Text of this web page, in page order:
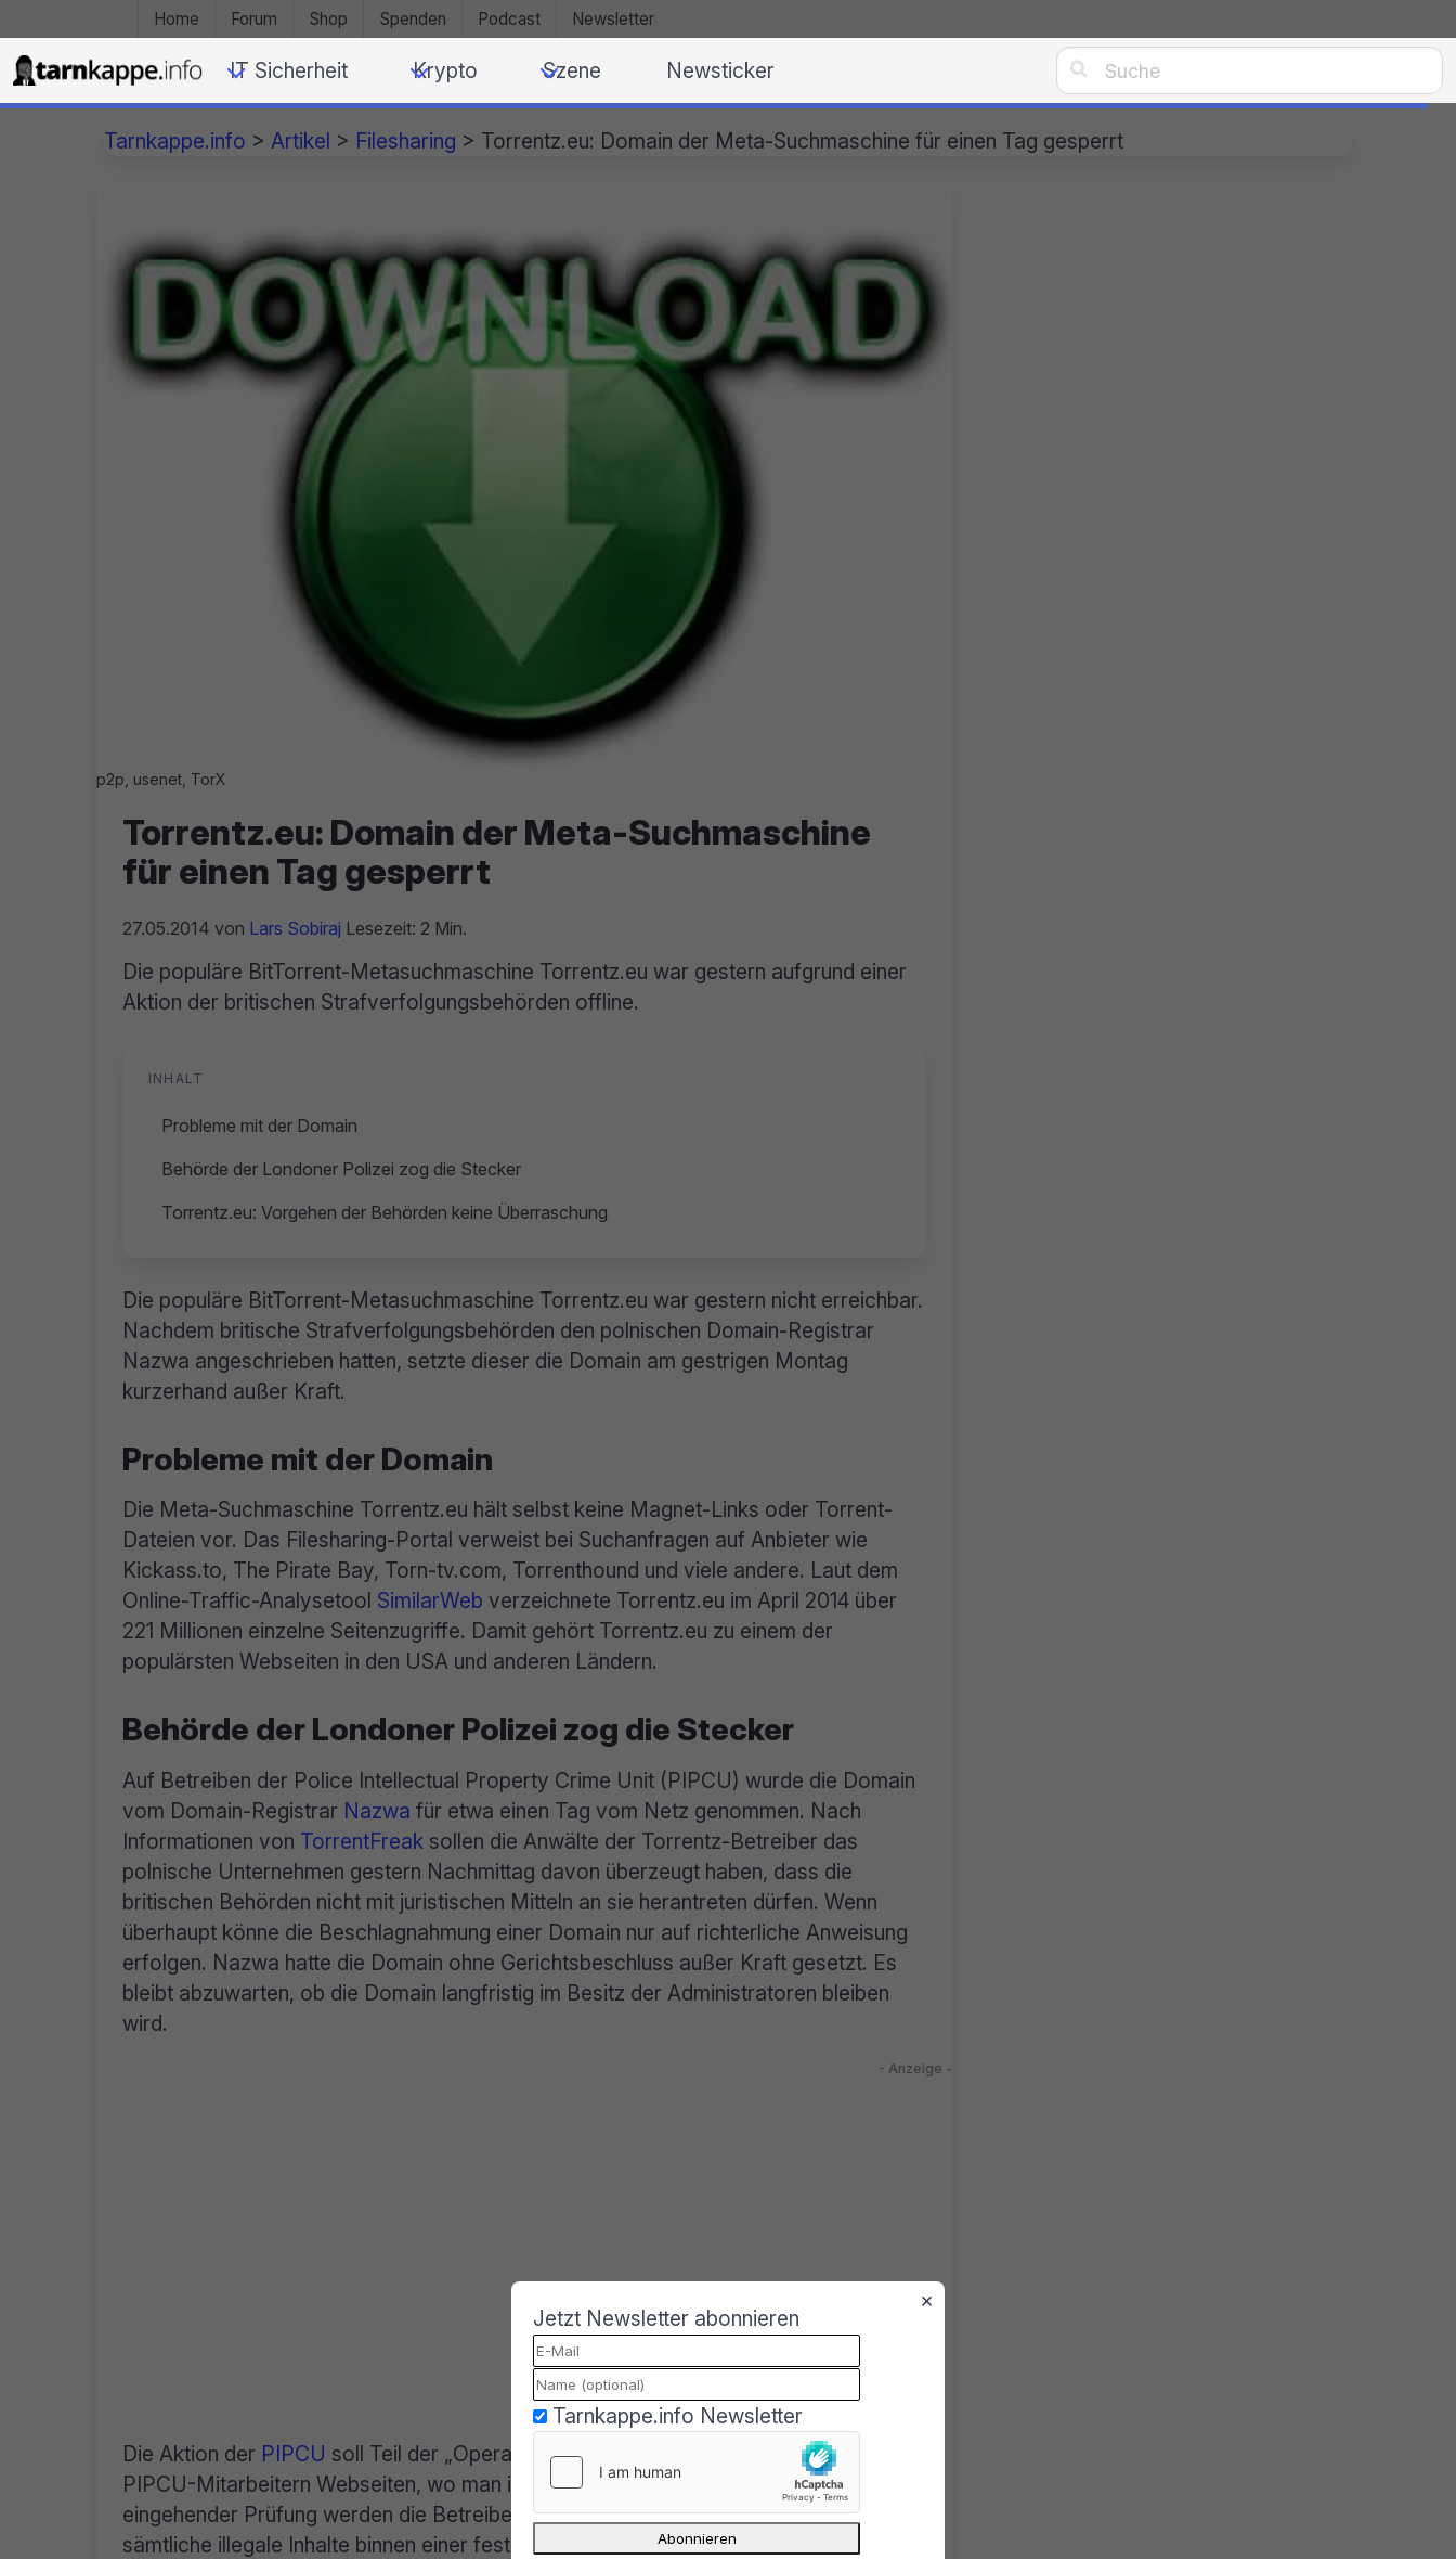
Home Forum Shop Spenden Podcast Newsletter
IT Sicherheit Krypto Szene Newsticker 
Tarnkappe.info > Artikel > Filesharing > Torrentz.eu: Domain der Meta-Suchmaschine für einen Tag gesperrt
p2p, usenet, TorX
Torrentz.eu: Domain der Meta-Suchmaschine
für einen Tag gesperrt
27.05.2014 von Lars Sobiraj Lesezeit: 2 Min.
Die populäre BitTorrent-Metasuchmaschine Torrentz.eu war gestern aufgrund einer
Aktion der britischen Strafverfolgungsbehörden offline.
INHALT
Probleme mit der Domain
Behörde der Londoner Polizei zog die Stecker
Torrentz.eu: Vorgehen der Behörden keine Überraschung
Die populäre BitTorrent-Metasuchmaschine Torrentz.eu war gestern nicht erreichbar.
Nachdem britische Strafverfolgungsbehörden den polnischen Domain-Registrar
Nazwa angeschrieben hatten, setzte dieser die Domain am gestrigen Montag
kurzerhand außer Kraft.
Probleme mit der Domain
Die Meta-Suchmaschine Torrentz.eu hält selbst keine Magnet-Links oder Torrent-
Dateien vor. Das Filesharing-Portal verweist bei Suchanfragen auf Anbieter wie
Kickass.to, The Pirate Bay, Torn-tv.com, Torrenthound und viele andere. Laut dem
Online-Traffic-Analysetool SimilarWeb verzeichnete Torrentz.eu im April 2014 über
221 Millionen einzelne Seitenzugriffe. Damit gehört Torrentz.eu zu einem der
populärsten Webseiten in den USA und anderen Ländern.
Behörde der Londoner Polizei zog die Stecker
Auf Betreiben der Police Intellectual Property Crime Unit (PIPCU) wurde die Domain
vom Domain-Registrar Nazwa für etwa einen Tag vom Netz genommen. Nach
Informationen von TorrentFreak sollen die Anwälte der Torrentz-Betreiber das
polnische Unternehmen gestern Nachmittag davon überzeugt haben, dass die
britischen Behörden nicht mit juristischen Mitteln an sie herantreten dürfen. Wenn
überhaupt könne die Beschlagnahmung einer Domain nur auf richterliche Anweisung
erfolgen. Nazwa hatte die Domain ohne Gerichtsbeschluss außer Kraft gesetzt. Es
bleibt abzuwarten, ob die Domain langfristig im Besitz der Administratoren bleiben
wird.
Die Aktion der PIPCU soll Teil der „Operation Creative“ sein. Rechteinhaber melden
PIPCU-Mitarbeitern Webseiten, wo man ihre Urheberrechte verletzt. Nach
eingehender Prüfung werden die Betreiber von torrentz.eu dazu aufgefordert,
sämtliche illegale Inhalte binnen einer festgesetzten Frist zu entfernen. Kommt man
×
Jetzt Newsletter abonnieren
Tarnkappe.info Newsletter